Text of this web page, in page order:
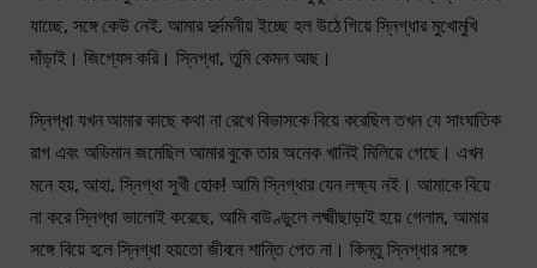
যাচ্ছে, সঙ্গে কেউ নেই, আমার দুর্দমনীয় ইচ্ছে হল উঠে গিয়ে স্নিগ্ধার মুখোমুখি
দাঁড়াই। জিগ্যেস করি। স্নিগ্ধা, তুমি কেমন আছ।
স্নিগ্ধা যখন আমার কাছে কথা না রেখে বিভাসকে বিয়ে করেছিল তখন যে সাংঘাতিক
রাগ এবং অভিমান জমেছিল আমার বুকে তার অনেক খানিই মিলিয়ে গেছে। এখন
মনে হয়, আহা, স্নিগ্ধা সুখী হোক! আমি স্নিগ্ধার যেন লক্ষ্য নই। আমাকে বিয়ে
না করে স্নিগ্ধা ভালোই করেছে, আমি বাউণ্ডুলে লক্ষ্মীছাড়াই হয়ে গেলাম, আমার
সঙ্গে বিয়ে হলে স্নিগ্ধা হয়তো জীবনে শান্তি পেত না। কিন্তু স্নিগ্ধার সঙ্গে